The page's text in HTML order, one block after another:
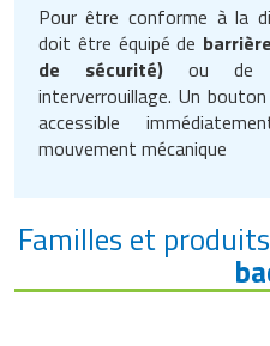
Pour être conforme à la
doit être équipé de
de sécurité)ou de
interverrouillage. Un
accessible
mouvement mécanique
Familles et